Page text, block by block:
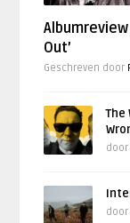
Out’
Geschreven door
The
door
door